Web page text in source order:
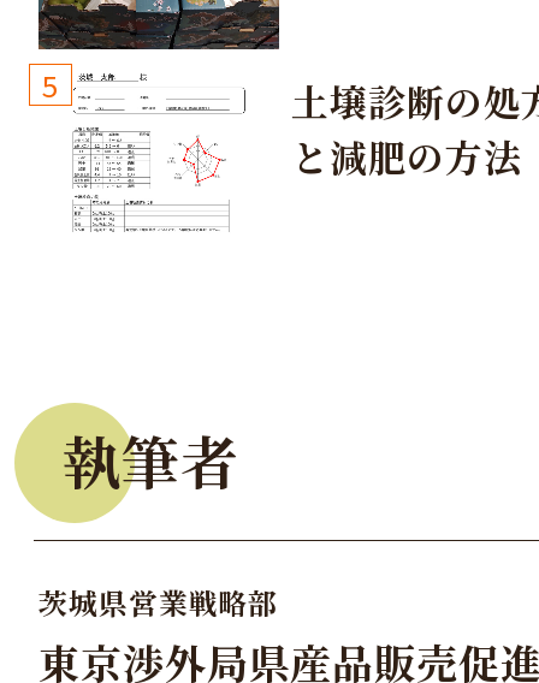
しょう！
5
土壌診断の処
と減肥の方法
執筆者
茨城県営業戦略部
東京渉外局県産品販売促